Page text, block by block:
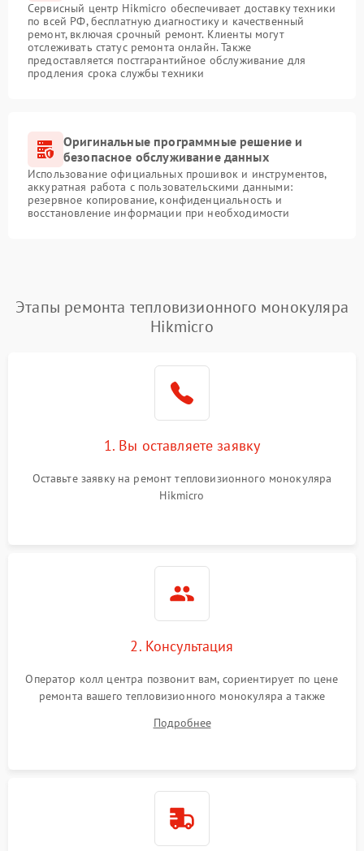
Сервисный центр Hikmicro обеспечивает доставку техники
по всей РФ, бесплатную диагностику и качественный
ремонт, включая срочный ремонт. Клиенты могут
отслеживать статус ремонта онлайн. Также
предоставляется постгарантийное обслуживание для
продления срока службы техники
Оригинальные программные решение и
безопасное обслуживание данных
Использование официальных прошивок и инструментов,
аккуратная работа с пользовательскими данными:
резервное копирование, конфиденциальность и
восстановление информации при необходимости
Этапы ремонта тепловизионного монокуляра
Hikmicro
1. Вы оставляете заявку
Оставьте заявку на ремонт тепловизионного монокуляра
Hikmicro
2. Консультация
Оператор колл центра позвонит вам, сориентирует по цене
ремонта вашего тепловизионного монокуляра а также
Подробнее